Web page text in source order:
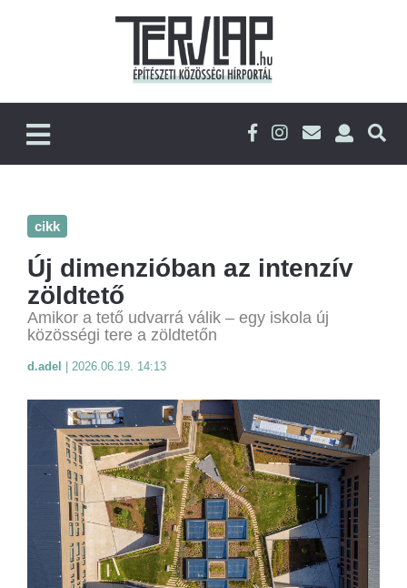
cikk
Új dimenzióban az intenzív
zöldtető
Amikor a tető udvarrá válik – egy iskola új
közösségi tere a zöldtetőn
d.adel 2026.06.19. 14:13